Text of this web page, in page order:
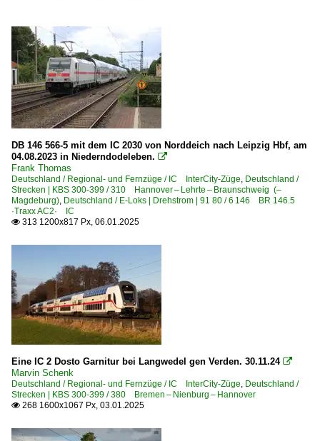
DB 146 566-5 mit dem IC 2030 von Norddeich nach Leipzig Hbf, am
04.08.2023 in Niederndodeleben. 
Frank Thomas
Deutschland / Regional- und Fernzüge / IC InterCity-Züge, Deutschland /
Strecken | KBS 300-399 / 310 Hannover – Lehrte – Braunschweig (–
Magdeburg), Deutschland / E-Loks | Drehstrom | 91 80 / 6 146 BR 146.5
·Traxx AC2· IC
 313 1200x817 Px, 06.01.2025
Eine IC 2 Dosto Garnitur bei Langwedel gen Verden. 30.11.24 
Marvin Schenk
Deutschland / Regional- und Fernzüge / IC InterCity-Züge, Deutschland /
Strecken | KBS 300-399 / 380 Bremen – Nienburg – Hannover
 268 1600x1067 Px, 03.01.2025